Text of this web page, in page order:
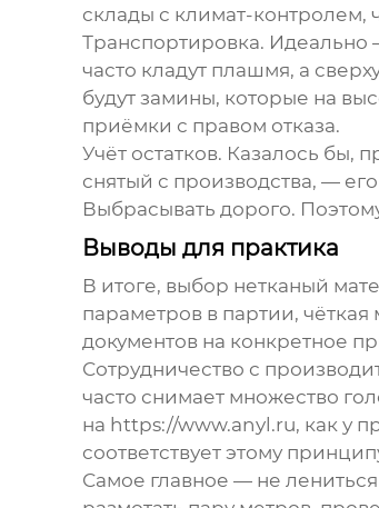
склады с климат-контролем,
Транспортировка. Идеально
часто кладут плашмя, а
будут замины, которые на
приёмки с правом отказа.
Учёт остатков. Казалось бы,
снятый с производства, —
Выбрасывать дорого.
Выводы для практика
В итоге, выбор нетканый
параметров в партии,
документов на конкретное
Сотрудничество с
часто снимает множество
на https://www.anyl.ru, как у
соответствует этому
Самое главное — не